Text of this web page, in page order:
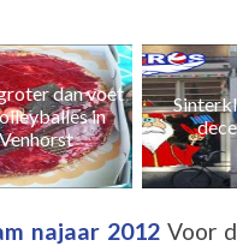
op 3
Doe jij al
Arena-
najaar 2012Voor